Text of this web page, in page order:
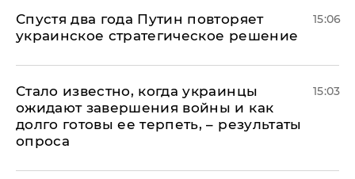
Спустя два года Путин повторяет
украинское стратегическое решение
15:06
Стало известно, когда украинцы
ожидают завершения войны и как
долго готовы ее терпеть, – результаты
опроса
15:03